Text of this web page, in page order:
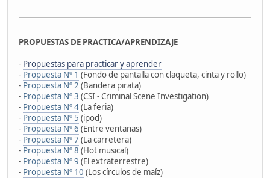
PROPUESTAS DE PRACTICA/APRENDIZAJE
- Propuestas para practicar y aprender
- Propuesta Nº 1 (Fondo de pantalla con claqueta, cinta y rollo)
- Propuesta Nº 2 (Bandera pirata)
- Propuesta Nº 3 (CSI - Criminal Scene Investigation)
- Propuesta Nº 4(La feria)
- Propuesta Nº 5 (ipod)
- Propuesta Nº 6 (Entre ventanas)
- Propuesta Nº 7 (La carretera)
- Propuesta Nº 8 (Hot musical)
- Propuesta Nº 9 (El extraterrestre)
- Propuesta Nº 10 (Los círculos de maíz)